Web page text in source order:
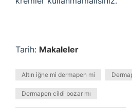
Tarih: Makaleler
Altın iğne mi dermapen mi
Dermapen cildi bozar mı